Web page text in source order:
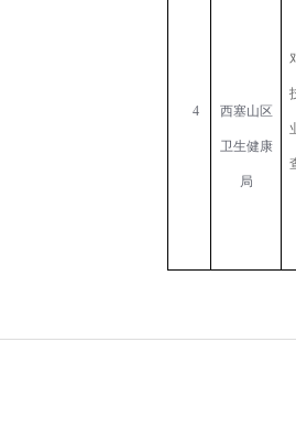
4 西塞山区
卫生健康
局